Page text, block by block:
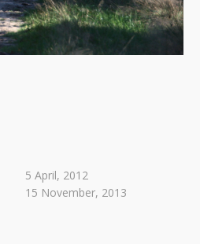
5 April, 2012
15 November, 2013